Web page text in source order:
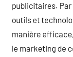
publicitaires.
outils et
manière
le marketing de